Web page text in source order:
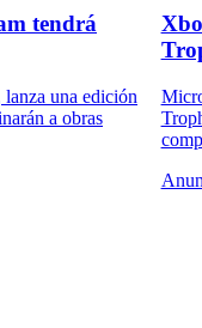
tendrá
una edición
a obras